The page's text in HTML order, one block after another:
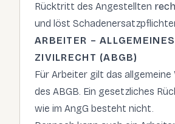
Rücktritt des Angestellten
und löst
ARBEITER – ALLGEMEINES
ZIVILRECHT (ABGB)
Für Arbeiter gilt das
des ABGB. Ein gesetzliches
wie im AngG besteht nicht.